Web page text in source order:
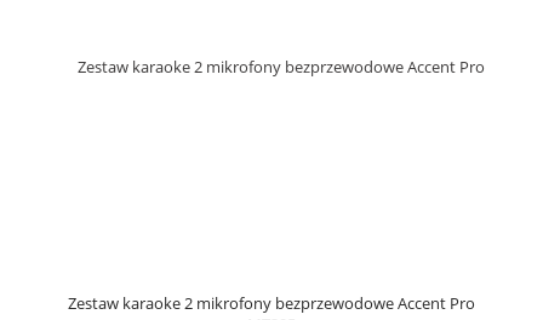
Zestaw karaoke 2 mikrofony bezprzewodowe Accent Pro